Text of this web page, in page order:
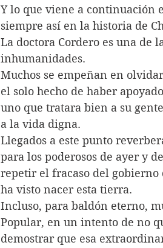
Y lo que viene a continuación
siempre así en la historia de
La doctora Cordero es una de
inhumanidades.
Muchos se empeñan en
el solo hecho de haber
uno que tratara bien a su
a la vida digna.
Llegados a este punto
para los poderosos de ayer y
repetir el fracaso del gobierno
ha visto nacer esta tierra.
Incluso, para baldón eterno,
Popular, en un intento de no
demostrar que esa